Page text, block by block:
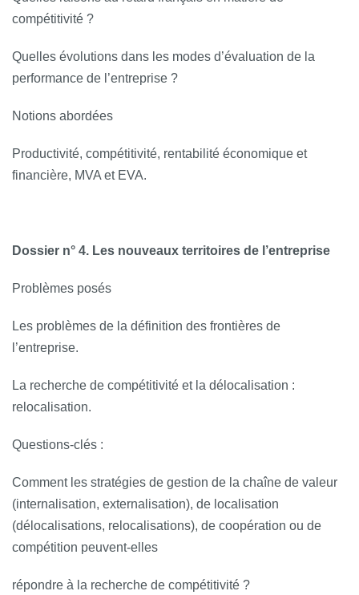
compétitivité ?
Quelles évolutions dans les modes d’évaluation de la
performance de l’entreprise ?
Notions abordées
Productivité, compétitivité, rentabilité économique et
financière, MVA et EVA.
Dossier n° 4. Les nouveaux territoires de l’entreprise
Problèmes posés
Les problèmes de la définition des frontières de
l’entreprise.
La recherche de compétitivité et la délocalisation :
relocalisation.
Questions‐clés :
Comment les stratégies de gestion de la chaîne de valeur
(internalisation, externalisation), de localisation
(délocalisations, relocalisations), de coopération ou de
compétition peuvent-elles
répondre à la recherche de compétitivité ?